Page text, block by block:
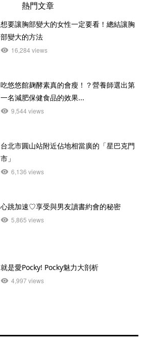
熱門文章
想要讓胸部變大的女性一定要看！總結讓胸
部變大的方法
16,284 views
吃悠悠館麹酵素真的會瘦！？營養師選出第
一名減肥保健食品的效果...
9,544 views
台北市圓山站附近佔地相當廣的「星巴克門
市」
6,136 views
心跳加速♡享受與男友讀書約會的秘密
5,865 views
就是愛Pocky! Pocky魅力大剖析
4,997 views